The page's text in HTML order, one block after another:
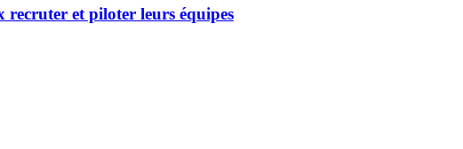
et piloter leurs équipes